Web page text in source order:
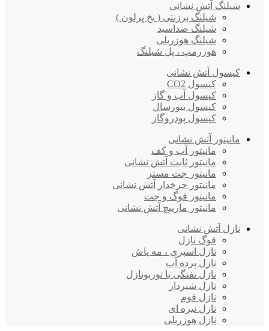
شیلنگ آتش نشانی
شیلنگ برزنتی ( نخ پرلون )
شیلنگ ضداسید
شیلنگ هوزریلی
هوزرمپ ، پل شیلنگ
کپسول آتش نشانی
کپسول CO2
کپسول آب و گاز
کپسول بیورسال
کپسول پودروگاز
مانیتور آتش نشانی
مانیتور آب و کف
مانیتور ثابت آتش نشانی
مانیتور جت مستر
مانیتور چرخدار آتش نشانی
مانیتور فوگ و جت
مانیتور مارپیچ آتش نشانی
نازل آتش نشانی
فوگ نازل
نازل اسپری ، مه پاش
نازل پرده آب
نازل تفنگی یا توربونازل
نازل شیردار
نازل فوم
نازل نیزه ای
نازل هوزریلی